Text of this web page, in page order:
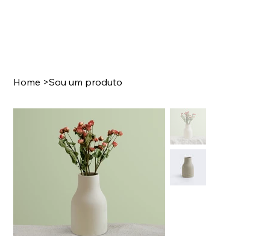
Home >Sou um produto